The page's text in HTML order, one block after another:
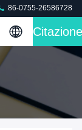
86-0755-26586728
Citazione